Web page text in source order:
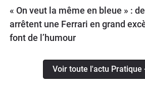
« On veut la même en bleue » :
arrêtent une Ferrari en grand
font de l’humour
Voir toute l'actu Pratique